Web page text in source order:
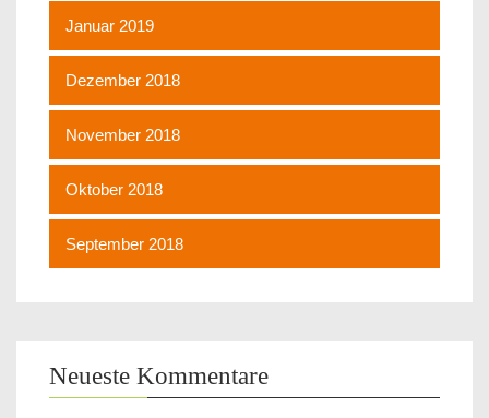
Januar 2019
Dezember 2018
November 2018
Oktober 2018
September 2018
Neueste Kommentare